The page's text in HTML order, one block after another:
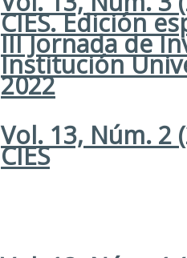
CIES. Edición
III Jornada de
Institución
2022
Vol. 13, Núm. 2
CIES